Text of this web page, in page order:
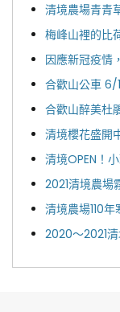
清境農場青青
梅峰山裡的比
因應新冠疫情
合歡山公車 6/
合歡山醉美杜
清境櫻花盛開
清境OPEN！
2021清境農場
清境農場110
2020～2021